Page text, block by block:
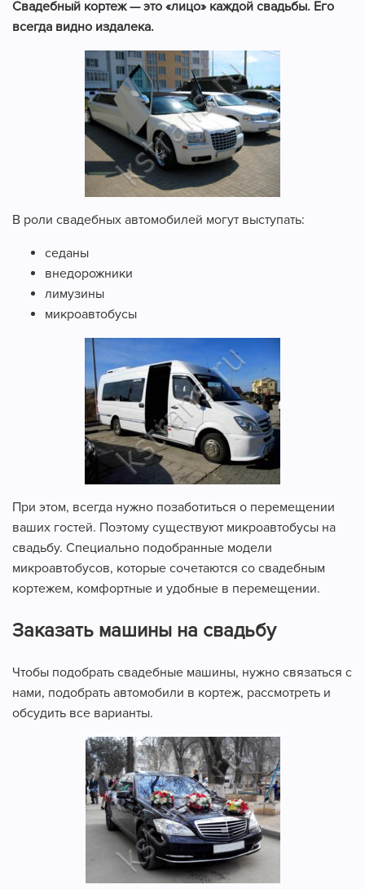
Свадебный кортеж — это «лицо» каждой свадьбы. Его
всегда видно издалека.
В роли свадебных автомобилей могут выступать:
седаны
внедорожники
лимузины
микроавтобусы
При этом, всегда нужно позаботиться о перемещении
ваших гостей. Поэтому существуют микроавтобусы на
свадьбу. Специально подобранные модели
микроавтобусов, которые сочетаются со свадебным
кортежем, комфортные и удобные в перемещении.
Заказать машины на свадьбу
Чтобы подобрать свадебные машины, нужно связаться с
нами, подобрать автомобили в кортеж, рассмотреть и
обсудить все варианты.